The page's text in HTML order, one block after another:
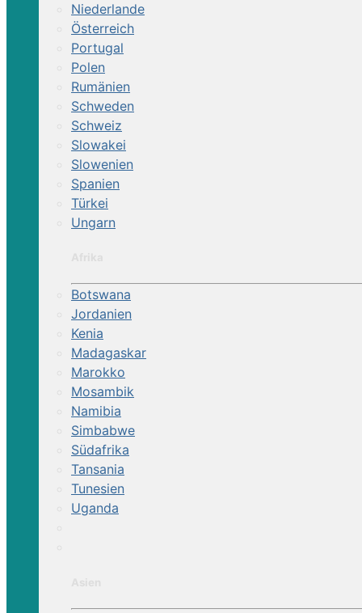
Niederlande
Österreich
Portugal
Polen
Rumänien
Schweden
Schweiz
Slowakei
Slowenien
Spanien
Türkei
Ungarn
Botswana
Jordanien
Kenia
Madagaskar
Marokko
Mosambik
Namibia
Simbabwe
Südafrika
Tansania
Tunesien
Uganda